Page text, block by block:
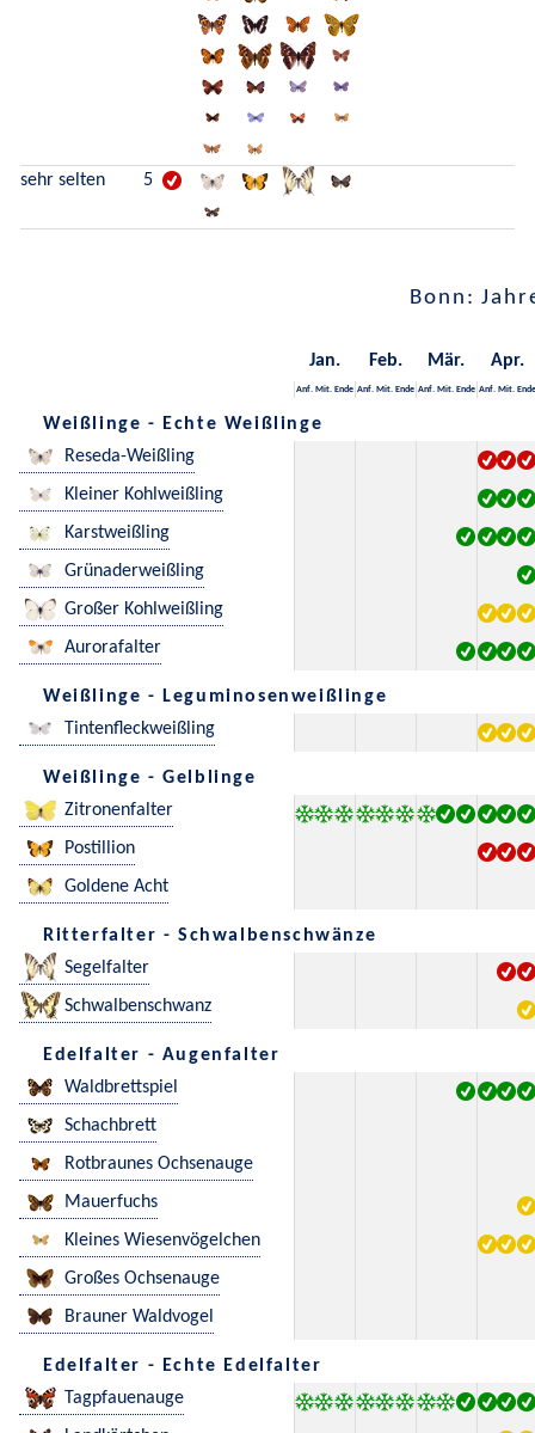
sehr selten 5
Bonn:
Jan. Feb. Mär. Apr.
Anf. Mit. Ende Anf. Mit. Ende Anf. Mit. Ende Anf. Mit. Ende
Weißlinge - Echte Weißlinge
Reseda-Weißling
Kleiner Kohlweißling
Karstweißling
Grünaderweißling
Großer Kohlweißling
Aurorafalter
Weißlinge - Leguminosenweißlinge
Tintenfleckweißling
Weißlinge - Gelblinge
Zitronenfalter
Postillion
Goldene Acht
Ritterfalter - Schwalbenschwänze
Segelfalter
Schwalbenschwanz
Edelfalter - Augenfalter
Waldbrettspiel
Schachbrett
Rotbraunes Ochsenauge
Mauerfuchs
Kleines Wiesenvögelchen
Großes Ochsenauge
Brauner Waldvogel
Edelfalter - Echte Edelfalter
Tagpfauenauge